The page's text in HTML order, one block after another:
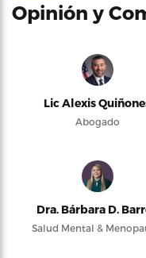
Opinión y
Lic Alexis
Abogado
Dra. Bárbara D.
Salud Mental &